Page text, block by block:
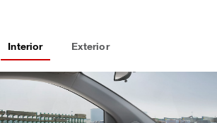
Interior Exterior